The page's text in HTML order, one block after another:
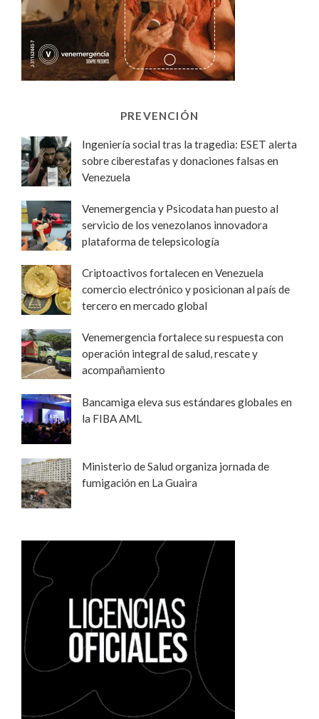
PREVENCIÓN
Ingeniería social tras la tragedia: ESET alerta
sobre ciberestafas y donaciones falsas en
Venezuela
Venemergencia y Psicodata han puesto al
servicio de los venezolanos innovadora
plataforma de telepsicología
Criptoactivos fortalecen en Venezuela
comercio electrónico y posicionan al país de
tercero en mercado global
Venemergencia fortalece su respuesta con
operación integral de salud, rescate y
acompañamiento
Bancamiga eleva sus estándares globales en
la FIBA AML
Ministerio de Salud organiza jornada de
fumigación en La Guaira